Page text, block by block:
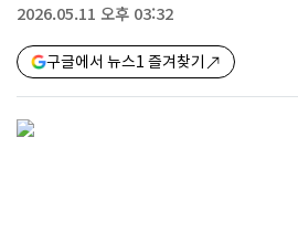
2026.05.11 오후 03:32
구글에서 뉴스1 즐겨찾기